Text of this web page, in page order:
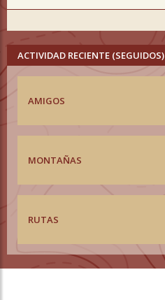
ACTIVIDAD RECIENTE (SEGUIDOS)
AMIGOS
MONTAÑAS
RUTAS